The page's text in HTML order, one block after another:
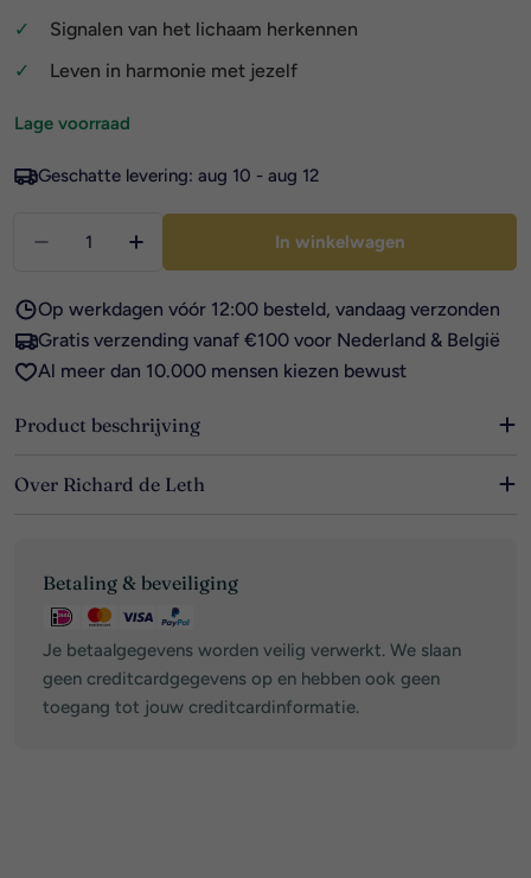
Signalen van het lichaam herkennen
Leven in harmonie met jezelf
Lage voorraad
Geschatte levering: aug 10 - aug 12
Aantal verlagen voor Zielsgelukkig = Kerngezond
Aantal verhogen voor Zielsgelukkig =
In winkelwagen
Op werkdagen vóór 12:00 besteld, vandaag verzonden
Gratis verzending vanaf €100 voor Nederland & België
Al meer dan 10.000 mensen kiezen bewust
Product beschrijving
Over Richard de Leth
Betaling & beveiliging
Betaalmethoden
Je betaalgegevens worden veilig verwerkt. We slaan
geen creditcardgegevens op en hebben ook geen
toegang tot jouw creditcardinformatie.